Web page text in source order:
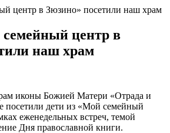
центр в Зюзино» посетили наш храм
центр в
наш храм
иконы Божией Матери «Отрада и
посетили дети из «Мой семейный
еженедельных встреч, темой
Дня православной книги.